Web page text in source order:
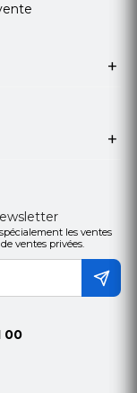
les ventes
ventes privées.
00